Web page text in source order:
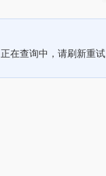
正在查询中，请刷新重试